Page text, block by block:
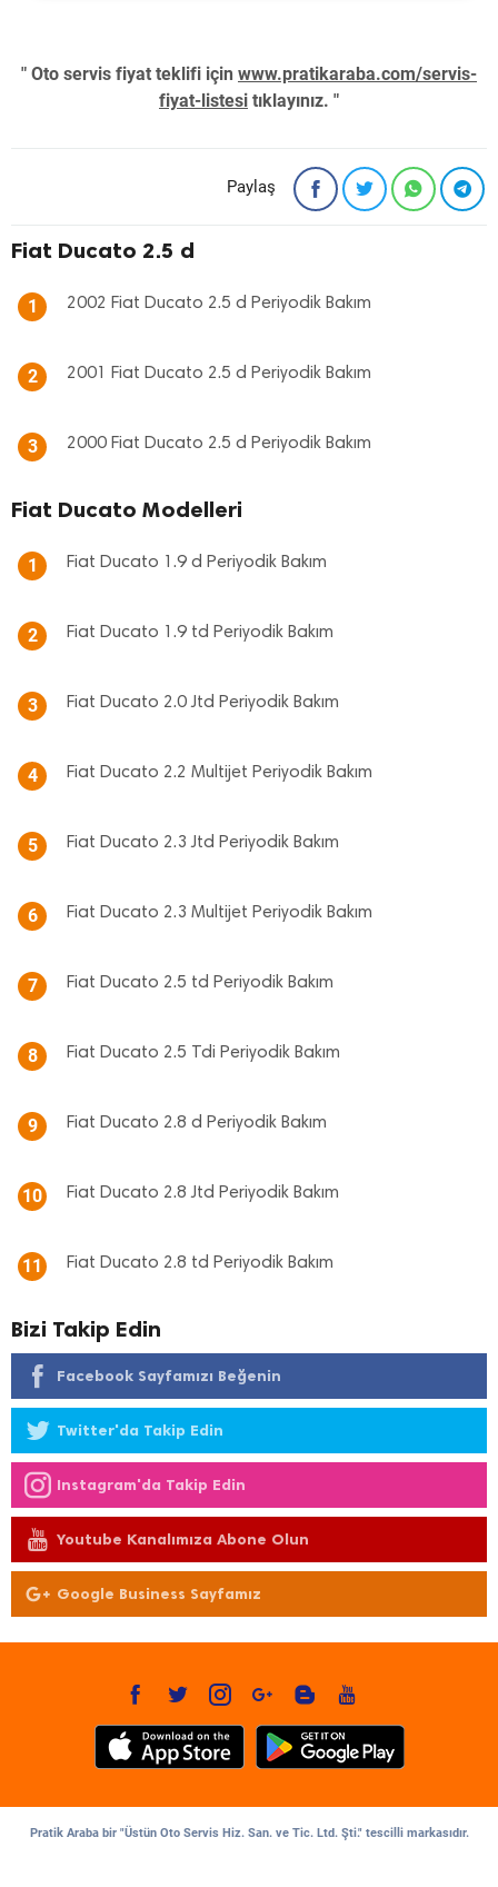
" Oto servis fiyat teklifi için www.pratikaraba.com/servis-
fiyat-listesi tıklayınız. "
Paylaş
Fiat Ducato 2.5 d
1 2002 Fiat Ducato 2.5 d Periyodik Bakım
2 2001 Fiat Ducato 2.5 d Periyodik Bakım
3 2000 Fiat Ducato 2.5 d Periyodik Bakım
Fiat Ducato Modelleri
1 Fiat Ducato 1.9 d Periyodik Bakım
2 Fiat Ducato 1.9 td Periyodik Bakım
3 Fiat Ducato 2.0 Jtd Periyodik Bakım
4 Fiat Ducato 2.2 Multijet Periyodik Bakım
5 Fiat Ducato 2.3 Jtd Periyodik Bakım
6 Fiat Ducato 2.3 Multijet Periyodik Bakım
7 Fiat Ducato 2.5 td Periyodik Bakım
8 Fiat Ducato 2.5 Tdi Periyodik Bakım
9 Fiat Ducato 2.8 d Periyodik Bakım
10 Fiat Ducato 2.8 Jtd Periyodik Bakım
11 Fiat Ducato 2.8 td Periyodik Bakım
Bizi Takip Edin
Facebook Sayfamızı Beğenin
Twitter'da Takip Edin
Instagram'da Takip Edin
Youtube Kanalımıza Abone Olun
Google Business Sayfamız
Pratik Araba bir "Üstün Oto Servis Hiz. San. ve Tic. Ltd. Şti." tescilli markasıdır.